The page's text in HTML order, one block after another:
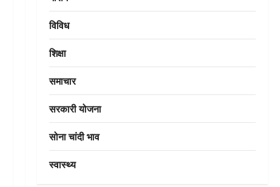
विविध
शिक्षा
समाचार
सरकारी योजना
सोना चांदी भाव
स्वास्थ्य